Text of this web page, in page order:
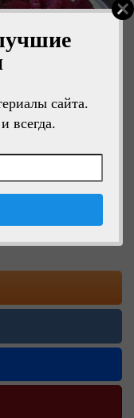
сайта.
всегда.